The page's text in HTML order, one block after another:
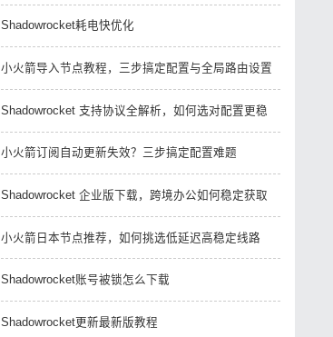
Shadowrocket耗电快优化
小火箭导入节点教程，三步搞定配置与全局路由设置
Shadowrocket 支持协议全解析，如何选对配置更稳
小火箭订阅自动更新失效？三步搞定配置难题
Shadowrocket 企业版下载，跨境办公如何稳定获取
小火箭日本节点推荐，如何挑选低延迟高稳定线路
Shadowrocket账号被锁怎么下载
Shadowrocket更新最新版教程